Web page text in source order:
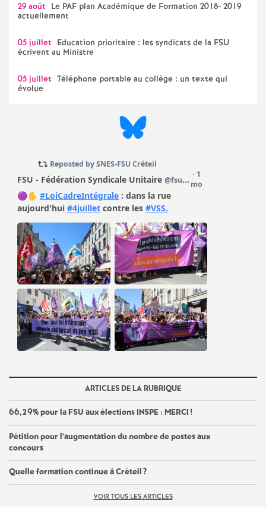
29 août Le PAF plan Académique de Formation 2018- 2019
actuellement
05 juillet Education prioritaire : les syndicats de la FSU
écrivent au Ministre
05 juillet Téléphone portable au collège : un texte qui
évolue
ARTICLES DE LA RUBRIQUE
66,29% pour laFSU aux électionsINSPE : MERCI!
Pétition pour l’augmentation du nombre de postes aux
concours
Quelle formation continue à Créteil?
VOIR TOUS LES ARTICLES